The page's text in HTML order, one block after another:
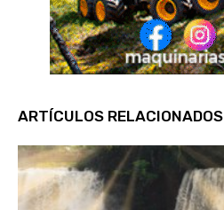
ARTÍCULOS RELACIONADOS